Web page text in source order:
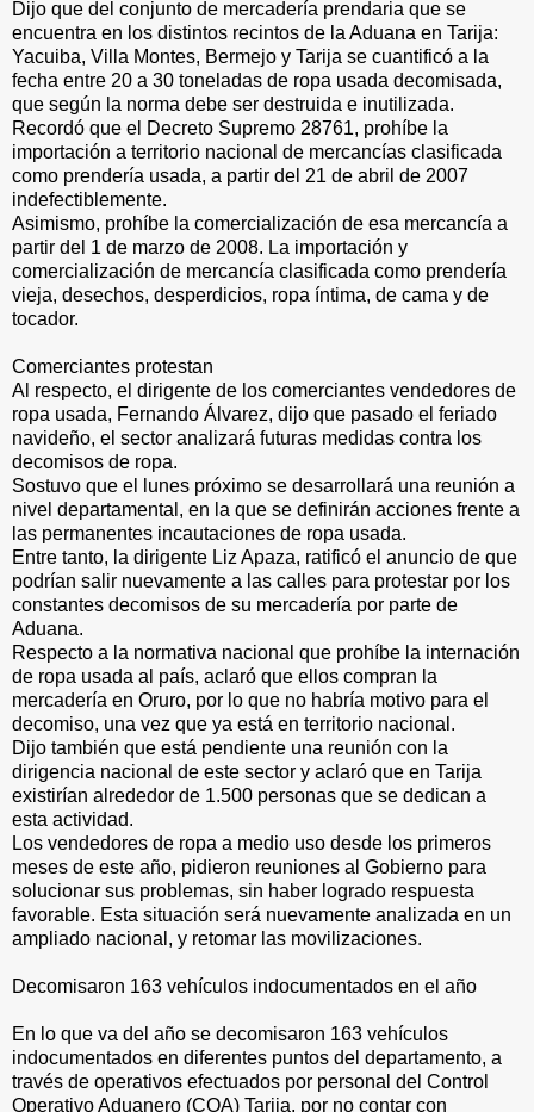
Dijo que del conjunto de mercadería prendaria que se
encuentra en los distintos recintos de la Aduana en Tarija:
Yacuiba, Villa Montes, Bermejo y Tarija se cuantificó a la
fecha entre 20 a 30 toneladas de ropa usada decomisada,
que según la norma debe ser destruida e inutilizada.
Recordó que el Decreto Supremo 28761, prohíbe la
importación a territorio nacional de mercancías clasificada
como prendería usada, a partir del 21 de abril de 2007
indefectiblemente.
Asimismo, prohíbe la comercialización de esa mercancía a
partir del 1 de marzo de 2008. La importación y
comercialización de mercancía clasificada como prendería
vieja, desechos, desperdicios, ropa íntima, de cama y de
tocador.
Comerciantes protestan
Al respecto, el dirigente de los comerciantes vendedores de
ropa usada, Fernando Álvarez, dijo que pasado el feriado
navideño, el sector analizará futuras medidas contra los
decomisos de ropa.
Sostuvo que el lunes próximo se desarrollará una reunión a
nivel departamental, en la que se definirán acciones frente a
las permanentes incautaciones de ropa usada.
Entre tanto, la dirigente Liz Apaza, ratificó el anuncio de que
podrían salir nuevamente a las calles para protestar por los
constantes decomisos de su mercadería por parte de
Aduana.
Respecto a la normativa nacional que prohíbe la internación
de ropa usada al país, aclaró que ellos compran la
mercadería en Oruro, por lo que no habría motivo para el
decomiso, una vez que ya está en territorio nacional.
Dijo también que está pendiente una reunión con la
dirigencia nacional de este sector y aclaró que en Tarija
existirían alrededor de 1.500 personas que se dedican a
esta actividad.
Los vendedores de ropa a medio uso desde los primeros
meses de este año, pidieron reuniones al Gobierno para
solucionar sus problemas, sin haber logrado respuesta
favorable. Esta situación será nuevamente analizada en un
ampliado nacional, y retomar las movilizaciones.
Decomisaron 163 vehículos indocumentados en el año
En lo que va del año se decomisaron 163 vehículos
indocumentados en diferentes puntos del departamento, a
través de operativos efectuados por personal del Control
Operativo Aduanero (COA) Tarija, por no contar con